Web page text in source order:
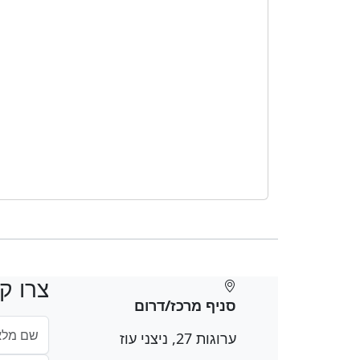
סניף מרכז/דרום
ערוגות 27, ניצני עוז
צרו